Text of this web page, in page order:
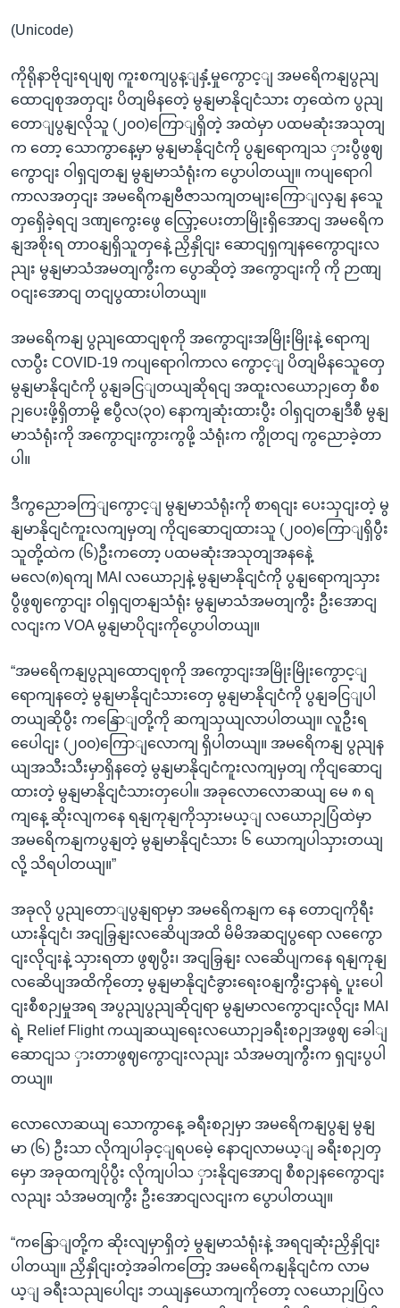
(Unicode)
ကိုရိုနာဗိုငျးရပျဈ ကူးစကျပွန့ျနှံ့မှုကွောင့ျ အမရေိကနျပွညျ
ထောငျစုအတှငျး ပိတျမိနတေဲ့ မွနျမာနိုငျငံသား တှထေဲက ပွညျ
တောျပွနျလိုသူ (၂၀၀)ကြောျရှိတဲ့ အထဲမှာ ပထမဆုံးအသုတျ
က တော့ သောကွာနေ့မှာ မွနျမာနိုငျငံကို ပွနျရောကျသ ှားပွီဖွဈ
ကွောငျး ဝါရှငျတနျ မွနျမာသံရုံးက ပွောပါတယျ။ ကပျရောဂါ
ကာလအတှငျး အမရေိကနျဗီဇာသကျတမျးကြောျလှနျ နသေူ
တှရှေိခဲ့ရငျ ဒဏျကွေးဖွေ လြှော့ပေးတာမြိုးရှိအောငျ အမရေိက
နျအစိုးရ တာဝနျရှိသူတှနေဲ့ ညှိနှိုငျး ဆောငျရှကျနကွေောငျးလ
ညျး မွနျမာသံအမတျကွီးက ပွောဆိုတဲ့ အကွောငျးကို ကို ဉာဏျ
ဝငျးအောငျ တငျပွထားပါတယျ။
အမရေိကနျ ပွညျထောငျစုကို အကွောငျးအမြိုးမြိုးနဲ့ ရောကျ
လာပွီး COVID-19 ကပျရောဂါကာလ ကွောင့ျ ပိတျမိနသေူတှေ
မွနျမာနိုငျငံကို ပွနျခငြျတယျဆိုရငျ အထူးလယောဉျတှေ စီစ
ဉျပေးဖို့ရှိတာမို့ ဧပွီလ(၃၀) နောကျဆုံးထားပွီး ဝါရှငျတနျဒီစီ မွနျ
မာသံရုံးကို အကွောငျးကွားကွဖို့ သံရုံးက ကွိုတငျ ကွညောခဲ့တာ
ပါ။
ဒီကွညောခကြျကွောင့ျ မွနျမာသံရုံးကို စာရငျး ပေးသှငျးတဲ့ မွ
နျမာနိုငျငံကူးလကျမှတျ ကိုငျဆောငျထားသူ (၂၀၀)ကြောျရှိပွီး
သူတို့ထဲက (၆)ဦးကတော့ ပထမဆုံးအသုတျအနနေဲ့
မလေ(၈)ရကျ MAI လယောဉျနဲ့ မွနျမာနိုငျငံကို ပွနျရောကျသှား
ပွီဖွဈကွောငျး ဝါရှငျတနျသံရုံး မွနျမာသံအမတျကွီး ဦးအောငျ
လငျးက VOA မွနျမာပိုငျးကိုပွောပါတယျ။
“အမရေိကနျပွညျထောငျစုကို အကွောငျးအမြိုးမြိုးကွောင့ျ
ရောကျနတေဲ့ မွနျမာနိုငျငံသားတှေ မွနျမာနိုငျငံကို ပွနျခငြျပါ
တယျဆိုပွီး ကနြောျတို့ကို ဆကျသှယျလာပါတယျ။ လူဦးရ
ပေေါငျး (၂၀၀)ကြောျလောကျ ရှိပါတယျ။ အမရေိကနျ ပွညျန
ယျအသီးသီးမှာရှိနတေဲ့ မွနျမာနိုငျငံကူးလကျမှတျ ကိုငျဆောငျ
ထားတဲ့ မွနျမာနိုငျငံသားတှပေါ။ အခုလောလောဆယျ မေ ၈ ရ
ကျနေ့ ဆိုးလျကနေ ရနျကုနျကိုသှားမယ့ျ လယောဉျပြံထဲမှာ
အမရေိကနျကပွနျတဲ့ မွနျမာနိုငျငံသား ၆ ယောကျပါသှားတယျ
လို့ သိရပါတယျ။”
အခုလို ပွညျတောျပွနျရာမှာ အမရေိကနျက နေ တောငျကိုရီး
ယားနိုငျငံ၊ အငျခြှနျးလဆေိပျအထိ မိမိအဆငျပွရော လကွေော
ငျးလိုငျးနဲ့ သှားရတာ ဖွဈပွီး၊ အငျခြှနျး လဆေိပျကနေ ရနျကုနျ
လဆေိပျအထိကိုတော့ မွနျမာနိုငျငံခွားရေးဝနျကွီးဌာနရဲ့ ပူးပေါ
ငျးစီစဉျမှုအရ အပွညျပွညျဆိုငျရာ မွနျမာလကွောငျးလိုငျး MAI
ရဲ့ Relief Flight ကယျဆယျရေးလယောဉျခရီးစဉျအဖွဈ ခေါျ
ဆောငျသ ှားတာဖွဈကွောငျးလညျး သံအမတျကွီးက ရှငျးပွပါ
တယျ။
လောလောဆယျ သောကွာနေ့ ခရီးစဉျမှာ အမရေိကနျပွနျ မွနျ
မာ (၆) ဦးသာ လိုကျပါခှင့ျရပမေဲ့ နောငျလာမယ့ျ ခရီးစဉျတှ
မှော အခုထကျပိုပွီး လိုကျပါသ ှားနိုငျအောငျ စီစဉျနကွေောငျး
လညျး သံအမတျကွီး ဦးအောငျလငျးက ပွောပါတယျ။
“ကနြောျတို့က ဆိုးလျမှာရှိတဲ့ မွနျမာသံရုံးနဲ့ အရငျဆုံးညှိနှိုငျး
ပါတယျ။ ညှိနှိုငျးတဲ့အခါကတြော့ အမရေိကနျနိုငျငံက လာမ
ယ့ျ ခရီးသညျပေါငျး ဘယျနှယောကျကိုတော့ လယောဉျပြံလ